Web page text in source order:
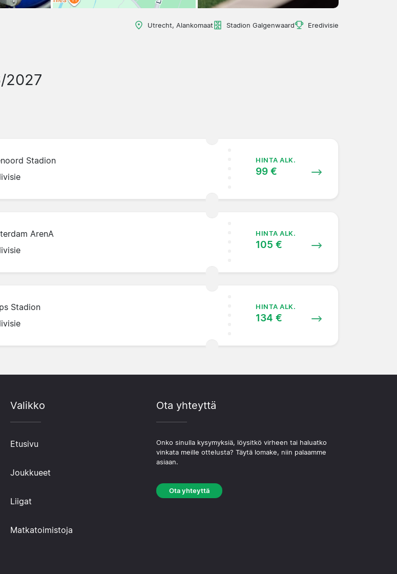
Utrecht, Alankomaat Stadion Galgenwaard Eredivisie
2027
Stadion
HINTA ALK.
99 €
ArenA
HINTA ALK.
105 €
Stadion
HINTA ALK.
134 €
Valikko
Etusivu
Joukkueet
Liigat
Matkatoimistoja
Ota yhteyttä
Onko sinulla kysymyksiä, löysitkö virheen tai haluatko
vinkata meille ottelusta? Täytä lomake, niin palaamme
asiaan.
Ota yhteyttä